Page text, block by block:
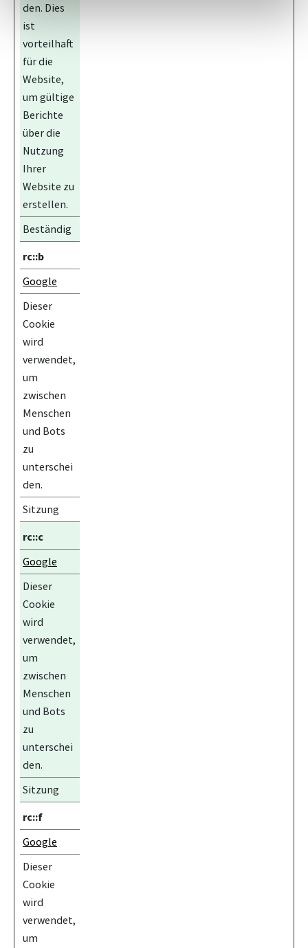
den. Dies
ist
vorteilhaft
für die
Website,
um gültige
Berichte
über die
Nutzung
Ihrer
Website zu
erstellen.
Beständig
rc::b
Google
Dieser
Cookie
wird
verwendet,
um
zwischen
Menschen
und Bots
zu
unterschei
den.
Sitzung
rc::c
Google
Dieser
Cookie
wird
verwendet,
um
zwischen
Menschen
und Bots
zu
unterschei
den.
Sitzung
rc::f
Google
Dieser
Cookie
wird
verwendet,
um